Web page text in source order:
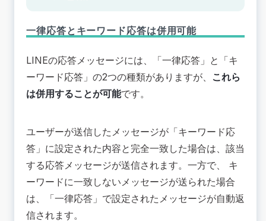
一律応答とキーワード応答は併用可能
LINEの応答メッセージには、「一律応答」と「キ
ーワード応答」の2つの種類がありますが、 これら
は併用することが可能です。
ユーザーが送信したメッセージが「キーワード応
答」に設定された内容と完全一致した場合は、該当
する応答メッセージが送信されます。一方で、 キ
ーワードに一致しないメッセージが送られた場合
は、「一律応答」で設定されたメッセージが自動返
信されます。